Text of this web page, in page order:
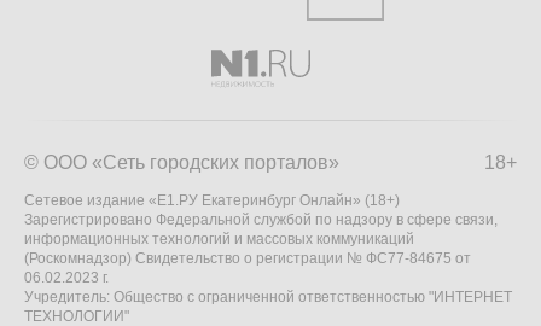
18+
© ООО «Сеть городских порталов»
Сетевое издание «Е1.РУ Екатеринбург Онлайн» (18+)
Зарегистрировано Федеральной службой по надзору в сфере связи,
информационных технологий и массовых коммуникаций
(Роскомнадзор) Свидетельство о регистрации № ФС77-84675 от
06.02.2023 г.
Учредитель: Общество с ограниченной ответственностью "ИНТЕРНЕТ
ТЕХНОЛОГИИ"